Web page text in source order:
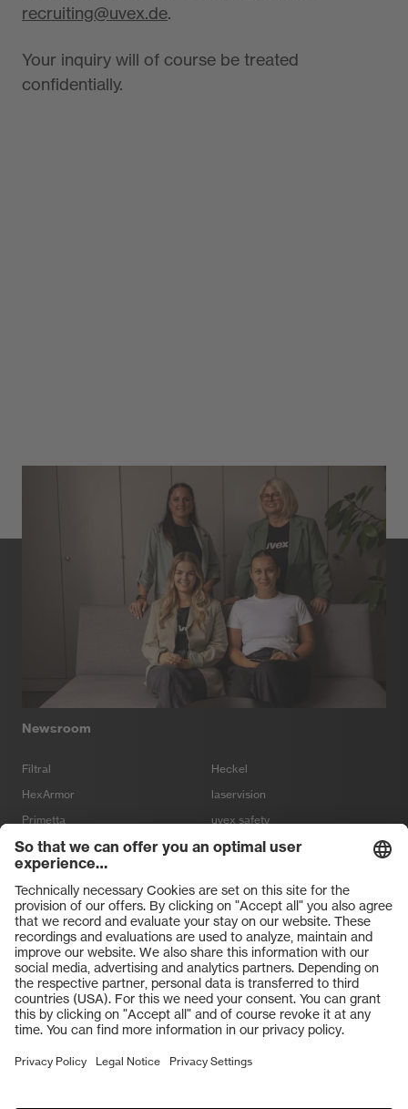
recruiting@uvex.de.
Your inquiry will of course be treated
confidentially.
Whistleblower system
uvex worldwide
Newsroom
Filtral
Heckel
HexArmor
laservision
Primetta
uvex safety
uvex sports
Hiplok
Rainer Winter Stiftung
VISIT OUR SHOPS
Terms and conditions Terms and Conditions of Purchase